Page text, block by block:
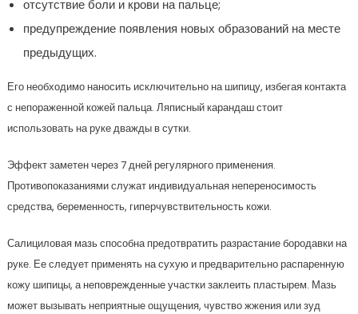
отсутствие боли и крови на пальце;
предупреждение появления новых образований на месте
предыдущих.
Его необходимо наносить исключительно на шипицу, избегая контакта
с непораженной кожей пальца. Ляписный карандаш стоит
использовать на руке дважды в сутки.
Эффект заметен через 7 дней регулярного применения.
Противопоказаниями служат индивидуальная непереносимость
средства, беременность, гиперчувствительность кожи.
Салициловая мазь способна предотвратить разрастание бородавки на
руке. Ее следует применять на сухую и предварительно распаренную
кожу шипицы, а неповрежденные участки заклеить пластырем. Мазь
может вызывать неприятные ощущения, чувство жжения или зуд